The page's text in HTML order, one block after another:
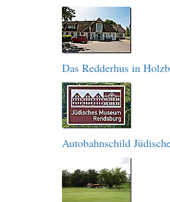
Das Redderhus in
Autobahnschild